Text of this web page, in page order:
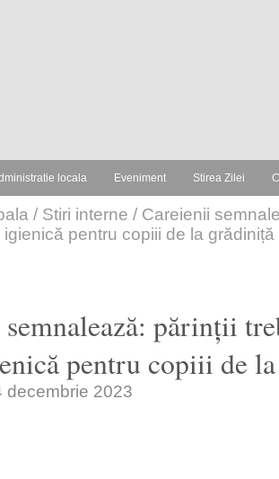
locala Eveniment Stirea Zilei
/ Stiri interne / Careienii
pentru copiii de la grădiniță
părinții
pentru copiii de
decembrie 2023